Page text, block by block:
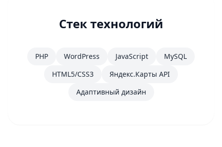
Стек технологий
PHP WordPress JavaScript
MySQL
HTML5/CSS3
Яндекс.Карты API
Адаптивный дизайн